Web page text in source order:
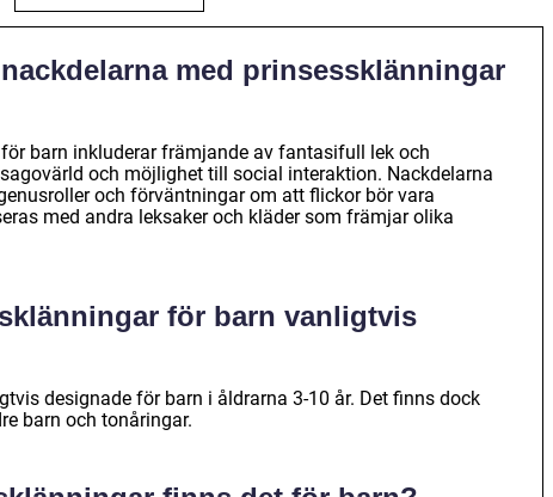
med prinsessklänningar
barn inkluderar främjande av fantasifull lek och
och möjlighet till social interaktion. Nackdelarna
och förväntningar om att flickor bör vara
med andra leksaker och kläder som främjar olika
för barn vanligtvis
designade för barn i åldrarna 3-10 år. Det finns dock
barn och tonåringar.